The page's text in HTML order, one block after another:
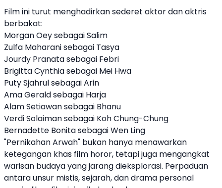
Film ini turut menghadirkan sederet aktor dan aktris
berbakat:
Morgan Oeysebagai Salim
Zulfa Maharanisebagai Tasya
Jourdy Pranatasebagai Febri
Brigitta Cynthiasebagai Mei Hwa
Puty Sjahrulsebagai Arin
Ama Geraldsebagai Harja
Alam Setiawansebagai Bhanu
Verdi Solaimansebagai Koh Chung-Chung
Bernadette Bonitasebagai Wen Ling
"Pernikahan Arwah" bukan hanya menawarkan
ketegangan khas film horor, tetapi juga mengangkat
warisan budaya yang jarang dieksplorasi. Perpaduan
antara unsur mistis, sejarah, dan drama personal